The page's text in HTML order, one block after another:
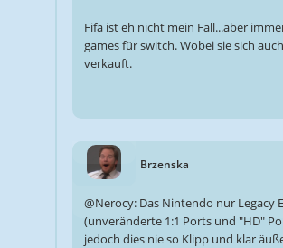
Fifa ist eh nicht mein Fall...aber
games für switch. Wobei sie sich
verkauft.
Brzenska
@Nerocy: Das Nintendo nur Legacy
(unveränderte 1:1 Ports und "HD"
jedoch dies nie so Klipp und klar